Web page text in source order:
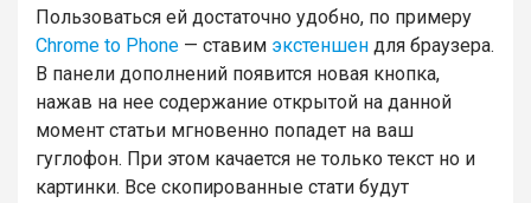
Пользоваться ей достаточно удобно, по примеру
Chrome to Phone — ставим экстеншен для браузера.
В панели дополнений появится новая кнопка,
нажав на нее содержание открытой на данной
момент статьи мгновенно попадет на ваш
гуглофон. При этом качается не только текст но и
картинки. Все скопированные стати будут